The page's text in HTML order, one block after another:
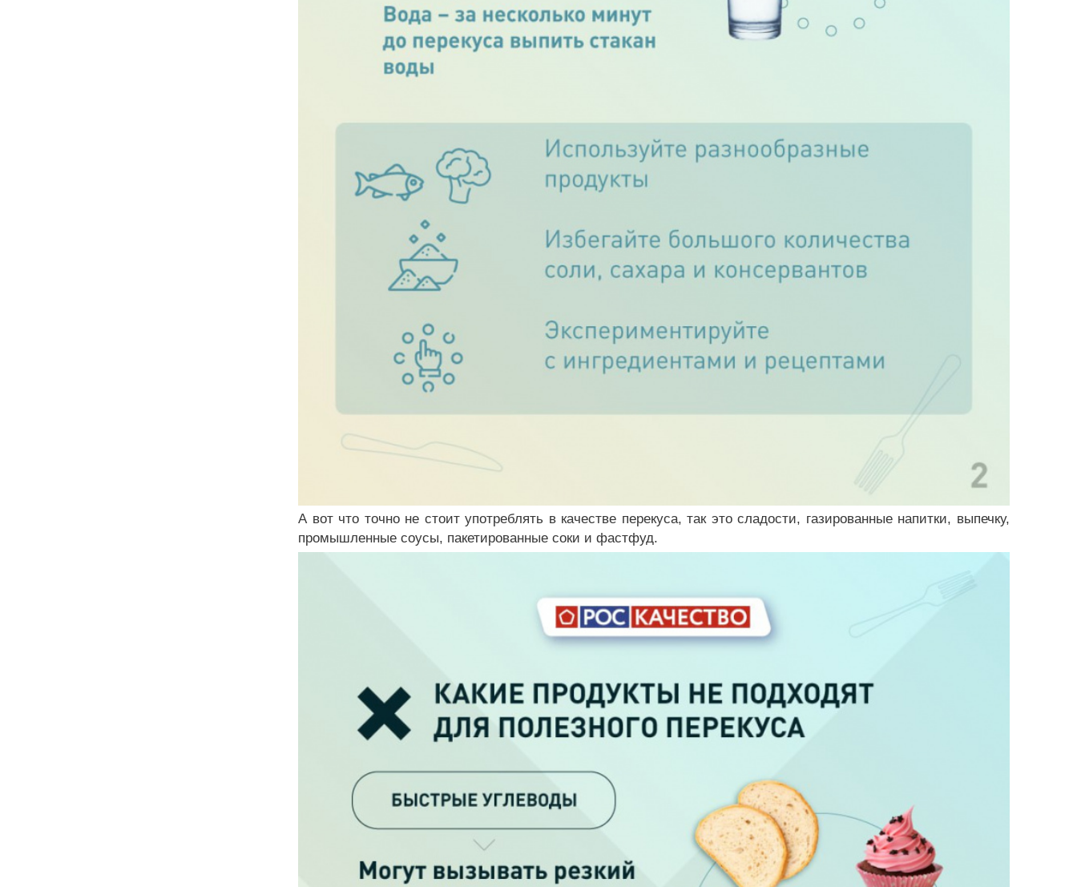
А вот что точно не стоит употреблять в качестве перекуса, так это сладости, газированные напитки, выпечку,
промышленные соусы, пакетированные соки и фастфуд.